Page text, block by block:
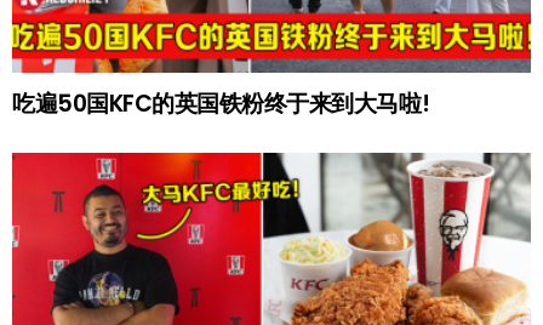
吃遍50国KFC的英国铁粉终于来到大马啦!